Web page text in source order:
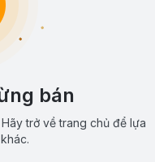
bán
trở về trang chủ để lựa